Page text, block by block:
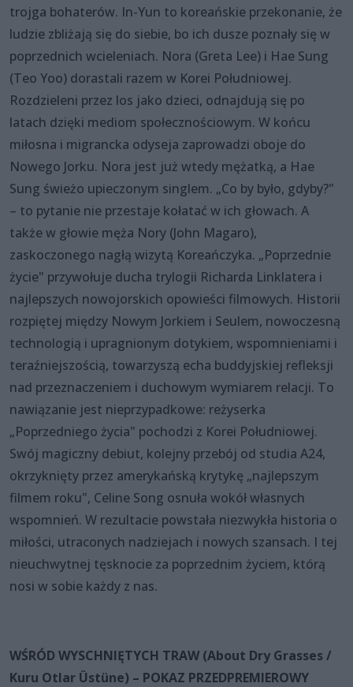
trojga bohaterów. In-Yun to koreańskie przekonanie, że
ludzie zbliżają się do siebie, bo ich dusze poznały się w
poprzednich wcieleniach. Nora (Greta Lee) i Hae Sung
(Teo Yoo) dorastali razem w Korei Południowej.
Rozdzieleni przez los jako dzieci, odnajdują się po
latach dzięki mediom społecznościowym. W końcu
miłosna i migrancka odyseja zaprowadzi oboje do
Nowego Jorku. Nora jest już wtedy mężatką, a Hae
Sung świeżo upieczonym singlem. „Co by było, gdyby?"
– to pytanie nie przestaje kołatać w ich głowach. A
także w głowie męża Nory (John Magaro),
zaskoczonego nagłą wizytą Koreańczyka. „Poprzednie
życie" przywołuje ducha trylogii Richarda Linklatera i
najlepszych nowojorskich opowieści filmowych. Historii
rozpiętej między Nowym Jorkiem i Seulem, nowoczesną
technologią i upragnionym dotykiem, wspomnieniami i
teraźniejszością, towarzyszą echa buddyjskiej refleksji
nad przeznaczeniem i duchowym wymiarem relacji. To
nawiązanie jest nieprzypadkowe: reżyserka
„Poprzedniego życia" pochodzi z Korei Południowej.
Swój magiczny debiut, kolejny przebój od studia A24,
okrzyknięty przez amerykańską krytykę „najlepszym
filmem roku", Celine Song osnuła wokół własnych
wspomnień. W rezultacie powstała niezwykła historia o
miłości, utraconych nadziejach i nowych szansach. I tej
nieuchwytnej tęsknocie za poprzednim życiem, którą
nosi w sobie każdy z nas.
WŚRÓD WYSCHNIĘTYCH TRAW (About Dry Grasses /
Kuru Otlar Üstüne) – POKAZ PRZEDPREMIEROWY